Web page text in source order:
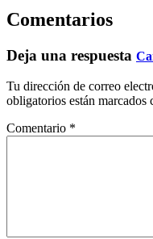
Comentarios
Deja una respuesta
Tu dirección de correo
obligatorios están marcados
Comentario *